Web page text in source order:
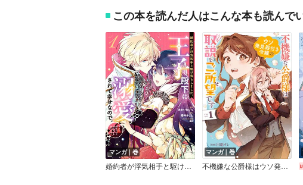
この本を読んだ人はこんな本も読んで
マンガ｜巻
婚約者が浮気相手と駆け落ちしました。王子殿下に溺愛されて幸せなので、今さら戻りたいと言われても困ります。
マンガ｜巻
不機嫌な公爵様はウソ発見器付き令嬢の取説をご所望です